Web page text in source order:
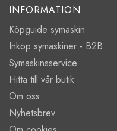
INFORMATION
Köpguide symaskin
Inköp symaskiner - B2B
Symaskinsservice
Hitta till vår butik
Om oss
Nyhetsbrev